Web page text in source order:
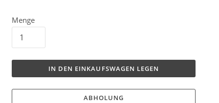
Menge
IN DEN EINKAUFSWAGEN LEGEN
ABHOLUNG